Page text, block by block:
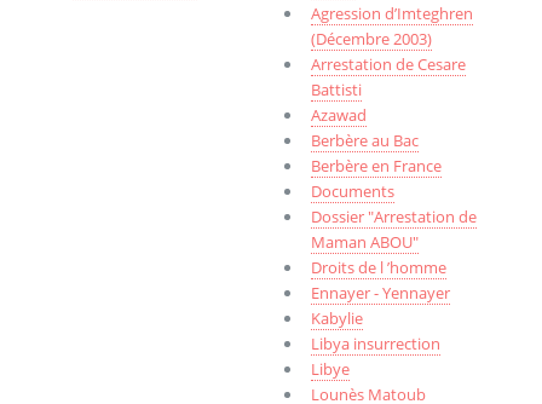
Agression d’Imteghren
(Décembre 2003)
Arrestation de Cesare
Battisti
Azawad
Berbère au Bac
Berbère en France
Documents
Dossier "Arrestation de
Maman ABOU"
Droits de l ’homme
Ennayer - Yennayer
Kabylie
Libya insurrection
Libye
Lounès Matoub